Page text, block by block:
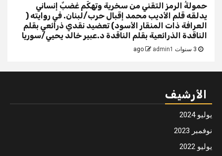
حمولةُ الرمز التقني من سخرية وتهكّم غضبٌ إنساني
يدلقه قلم الأديب محمد إقبال حرب/لبنان. في روايته (
العرافة ذات المنقار الأسود) تعضيد نقدي ذرائعي بقلم
الناقدة الذرائعية بقلم الناقدة د.عبير خالد يحيي/سوريا
admin1
الأرشيف
يوليو 2024
نوفمبر 2023
يوليو 2022